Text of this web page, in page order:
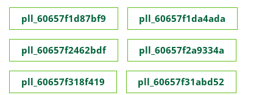
pll_60657f1d87bf9 pll_60657f1da4ada
pll_60657f2462bdf pll_60657f2a9334a
pll_60657f318f419 pll_60657f31abd52